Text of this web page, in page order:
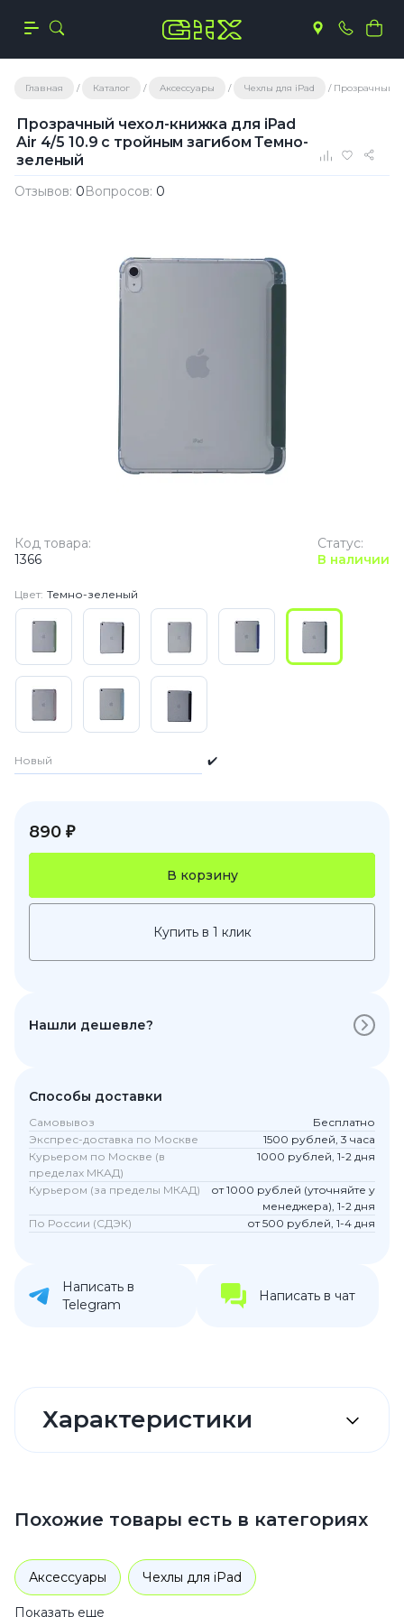
Главная Каталог Аксессуары Чехлы для iPad Прозрачный
Прозрачный чехол-книжка для iPad
Air 4/5 10.9 с тройным загибом Темно-
зеленый
Отзывов: 0Вопросов: 0
Статус:
В наличии
Код товара:
1366
Цвет: Темно-зеленый
Новый ✔️
890 ₽
В корзину
Купить в 1 клик
Нашли дешевле?
Способы доставки
Самовывоз
Бесплатно
Экспрес-доставка по Москве
1500 рублей, 3 часа
Курьером по Москве (в
пределах МКАД)
1000 рублей, 1-2 дня
Курьером (за пределы МКАД)
от 1000 рублей (уточняйте у
менеджера), 1-2 дня
По России (СДЭК)
от 500 рублей, 1-4 дня
Написать в
Telegram
Написать в чат
Характеристики
Похожие товары есть в категориях
Аксессуары Чехлы для iPad
Показать еще